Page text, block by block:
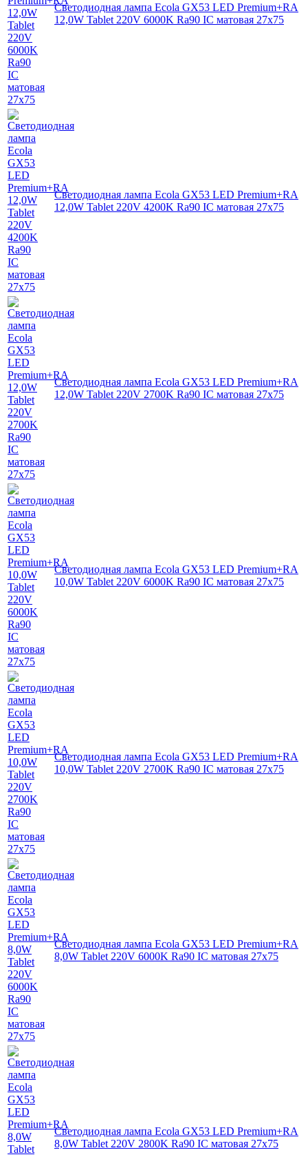
Светодиодная лампа Ecola GX53 LED Premium+RA
12,0W Tablet 220V 6000K Ra90 IC матовая 27x75
Светодиодная лампа Ecola GX53 LED Premium+RA
12,0W Tablet 220V 4200K Ra90 IC матовая 27x75
Светодиодная лампа Ecola GX53 LED Premium+RA
12,0W Tablet 220V 2700K Ra90 IC матовая 27x75
Светодиодная лампа Ecola GX53 LED Premium+RA
10,0W Tablet 220V 6000K Ra90 IC матовая 27x75
Светодиодная лампа Ecola GX53 LED Premium+RA
10,0W Tablet 220V 2700K Ra90 IC матовая 27x75
Светодиодная лампа Ecola GX53 LED Premium+RA
8,0W Tablet 220V 6000K Ra90 IC матовая 27x75
Светодиодная лампа Ecola GX53 LED Premium+RA
8,0W Tablet 220V 2800K Ra90 IC матовая 27x75